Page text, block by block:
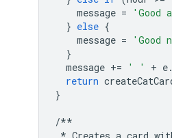
message = 'Good
} else {
message = 'Good
}
message += ' ' + e.
return
}
/**